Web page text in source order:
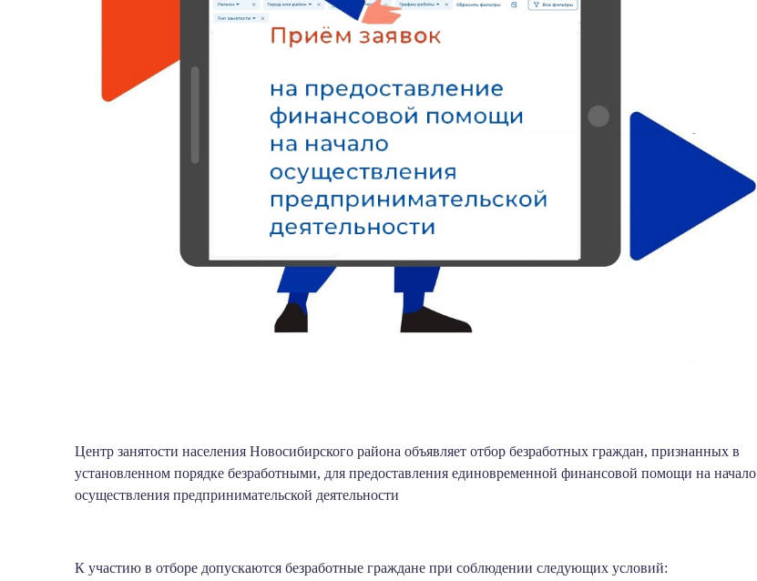
Центр занятости населения Новосибирского района объявляет отбор безработных граждан, признанных в
установленном порядке безработными, для предоставления единовременной финансовой помощи на начало
осуществления предпринимательской деятельности
К участию в отборе допускаются безработные граждане при соблюдении следующих условий: